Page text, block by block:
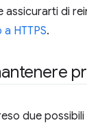
di
HTTPS.
due